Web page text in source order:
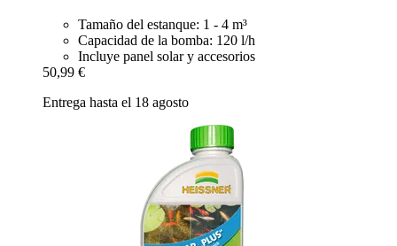
Tamaño del estanque: 1 - 4 m³
Capacidad de la bomba: 120 l/h
Incluye panel solar y accesorios
50,99 €
Entrega hasta el 18 agosto